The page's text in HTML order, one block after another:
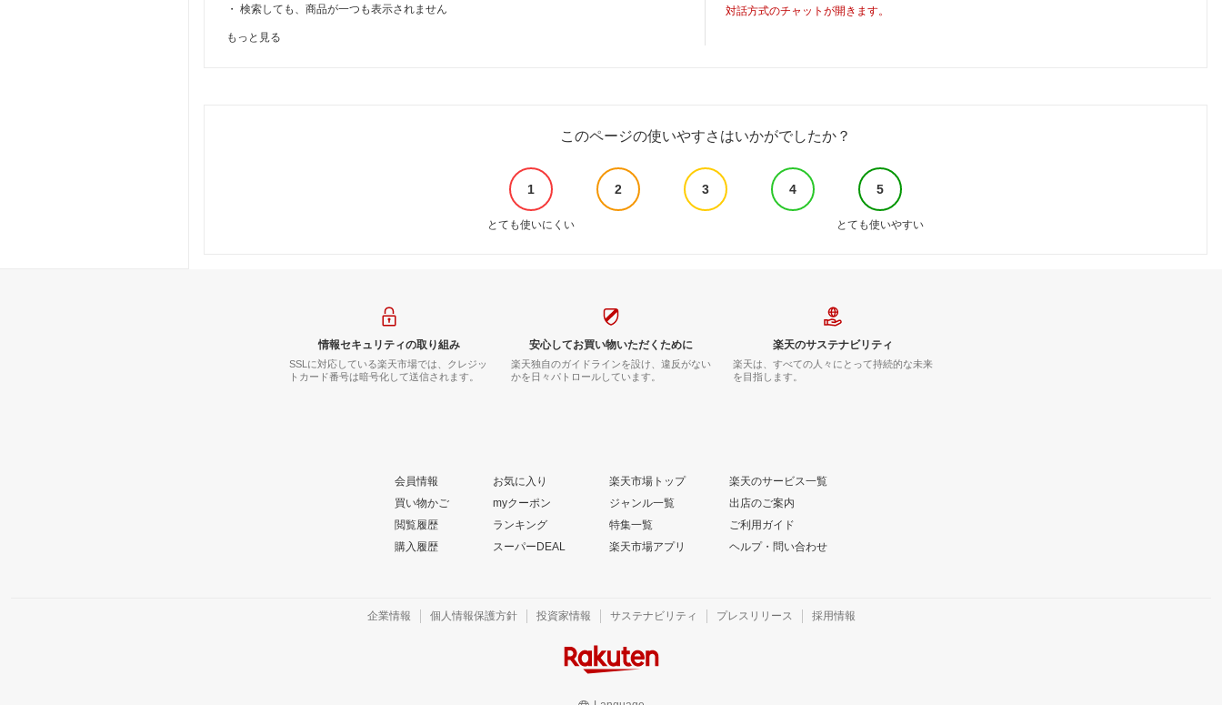
・ 検索しても、商品が一つも表示されません
もっと見る
対話方式のチャットが開きます。
このページの使いやすさはいかがでしたか？
1 2 3 4 5
とても使いにくい とても使いやすい
情報セキュリティの取り組み
SSLに対応している楽天市場では、クレジッ
トカード番号は暗号化して送信されます。
安心してお買い物いただくために
楽天独自のガイドラインを設け、違反がない
かを日々パトロールしています。
楽天のサステナビリティ
楽天は、すべての人々にとって持続的な未来
を目指します。
会員情報
買い物かご
閲覧履歴
購入履歴
お気に入り
myクーポン
ランキング
スーパーDEAL
楽天市場トップ
ジャンル一覧
特集一覧
楽天市場アプリ
楽天のサービス一覧
出店のご案内
ご利用ガイド
ヘルプ・問い合わせ
企業情報 個人情報保護方針 投資家情報 サステナビリティ プレスリリース 採用情報